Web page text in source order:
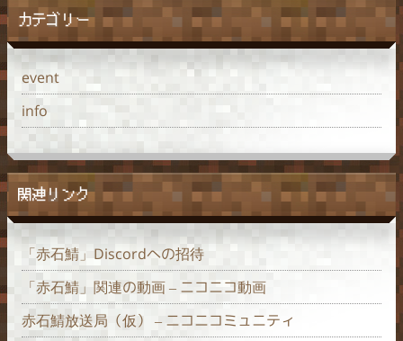
カテゴリー
event
info
関連リンク
「赤石鯖」Discordへの招待
「赤石鯖」関連の動画 – ニコニコ動画
赤石鯖放送局（仮） – ニコニコミュニティ